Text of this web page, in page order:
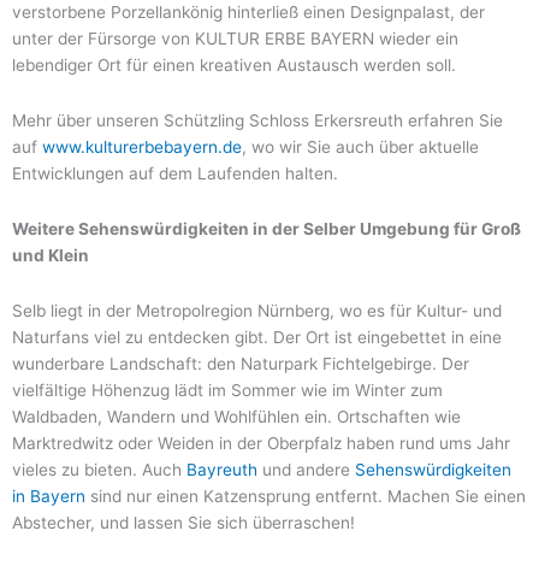
verstorbene Porzellankönig hinterließ einen Designpalast, der
unter der Fürsorge von KULTUR ERBE BAYERN wieder ein
lebendiger Ort für einen kreativen Austausch werden soll.
Mehr über unseren Schützling Schloss Erkersreuth erfahren Sie
auf www.kulturerbebayern.de, wo wir Sie auch über aktuelle
Entwicklungen auf dem Laufenden halten.
Weitere Sehenswürdigkeiten in der Selber Umgebung für Groß
und Klein
Selb liegt in der Metropolregion Nürnberg, wo es für Kultur- und
Naturfans viel zu entdecken gibt. Der Ort ist eingebettet in eine
wunderbare Landschaft: den Naturpark Fichtelgebirge. Der
vielfältige Höhenzug lädt im Sommer wie im Winter zum
Waldbaden, Wandern und Wohlfühlen ein. Ortschaften wie
Marktredwitz oder Weiden in der Oberpfalz haben rund ums Jahr
vieles zu bieten. Auch Bayreuth und andere Sehenswürdigkeiten
in Bayern sind nur einen Katzensprung entfernt. Machen Sie einen
Abstecher, und lassen Sie sich überraschen!